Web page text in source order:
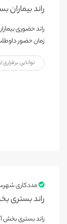
راند حضوری
زمان حضور داوطلب 2
توانایی برقراری
مددکاری
راند بستری